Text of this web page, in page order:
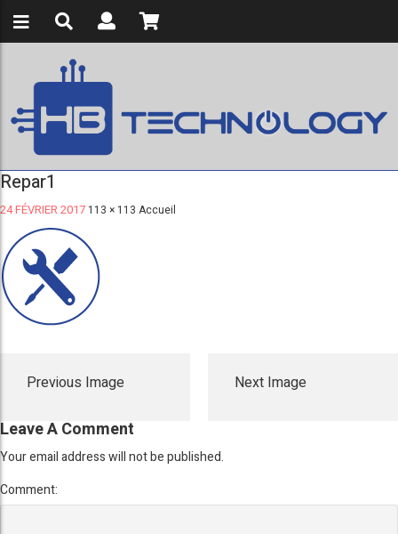
Repar1
24 FÉVRIER 2017 113 × 113 Accueil
Previous Image Next Image
Leave A Comment
Your email address will not be published.
Comment: